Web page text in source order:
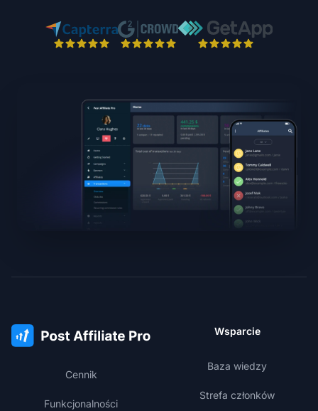
Cennik
Funkcjonalności
Wsparcie
Baza wiedzy
Strefa członków